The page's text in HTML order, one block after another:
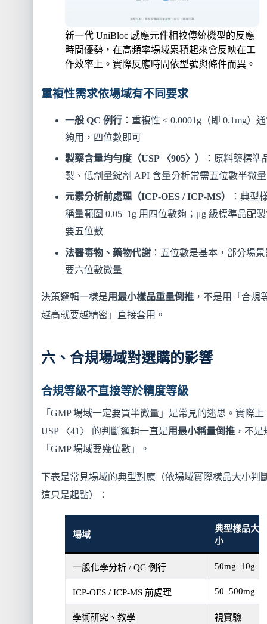
新一代 UniBloc 感應元件相較傳統機型的反應
時間優勢，在高頻率場域累積起來會反映在工
作效率上。實際反應時間依型號與條件而異。
重複性需求依場域有不同要求
一般 QC 例行：重複性 ≤ 0.0001g（即 0.1mg）
夠用，四位數即可
製藥含量均勻度（USP 〈905〉）
：原料藥標準
製、低劑量錠劑 API 含量分析常需五位數半微量
元素分析前處理（ICP-OES / ICP-MS）
：典型
稱量範圍 0.05–1g 用四位數夠；μg 級標準品配
要五位數
法醫毒物、藥物代謝：五位數是基本，部分場景
要六位數微量
決策邏輯一樣是用最小樣品重量倒推，不是用「合規
越高就要越精密」直接套用。
六、合規場域對選購的影響
合規等級不直接等於精度等級
「GMP 場域一定要買半微量」是常見的迷思。實際上
USP 〈41〉 的判斷邏輯一直是用最小稱量倒推，不是
「GMP 場域要幾位數」。
下表是常見場域的典型對應（依場域實際樣品大小判
這只是起點）：
場域
典型樣品大
小
一般化學分析 / QC 例行 50mg–10g
ICP-OES / ICP-MS 前處理 50–500mg
學術研究、教學 視實驗